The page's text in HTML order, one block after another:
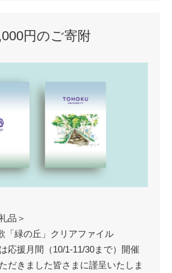
円のご寄附
品＞
「緑の丘」クリアファイル
応援月間（10/1-11/30まで）開催
だきました皆さまに謹呈いたしま